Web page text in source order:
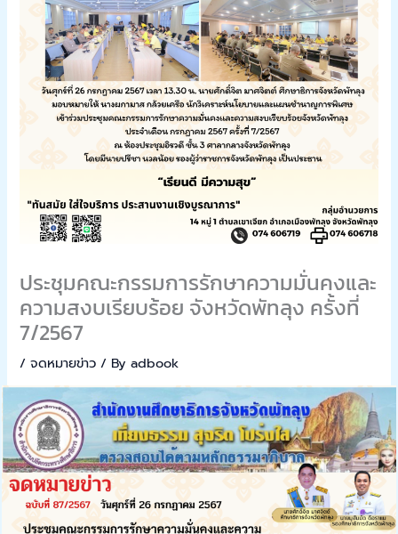
ประชุมคณะกรรมการรักษาความมั่นคงและ
ความสงบเรียบร้อย จังหวัดพัทลุง ครั้งที่
7/2567
/จดหมายข่าว / Byadbook